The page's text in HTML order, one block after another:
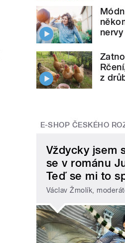
nervy
z
E-SHOP ČESKÉHO
Vždycky jsem
se v románu
Teď se mi to
Václav Žmolík,